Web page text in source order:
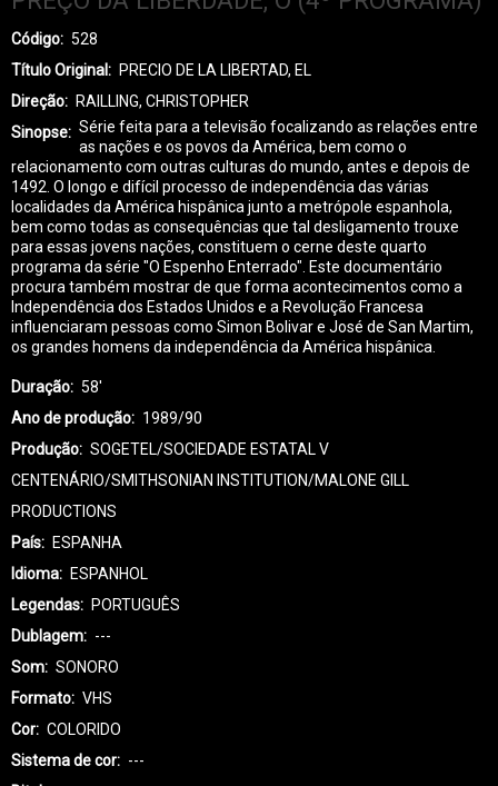
Código
528
Título Original
PRECIO DE LA LIBERTAD, EL
Direção
RAILLING, CHRISTOPHER
Sinopse
Série feita para a televisão focalizando as relações entre
as nações e os povos da América, bem como o
relacionamento com outras culturas do mundo, antes e depois de
1492. O longo e difícil processo de independência das várias
localidades da América hispânica junto a metrópole espanhola,
bem como todas as consequências que tal desligamento trouxe
para essas jovens nações, constituem o cerne deste quarto
programa da série "O Espenho Enterrado". Este documentário
procura também mostrar de que forma acontecimentos como a
Independência dos Estados Unidos e a Revolução Francesa
influenciaram pessoas como Simon Bolivar e José de San Martim,
os grandes homens da independência da América hispânica.
Duração
58'
Ano de produção
1989/90
Produção
SOGETEL/SOCIEDADE ESTATAL V
CENTENÁRIO/SMITHSONIAN INSTITUTION/MALONE GILL
PRODUCTIONS
País
ESPANHA
Idioma
ESPANHOL
Legendas
PORTUGUÊS
Dublagem
---
Som
SONORO
Formato
VHS
Cor
COLORIDO
Sistema de cor
---